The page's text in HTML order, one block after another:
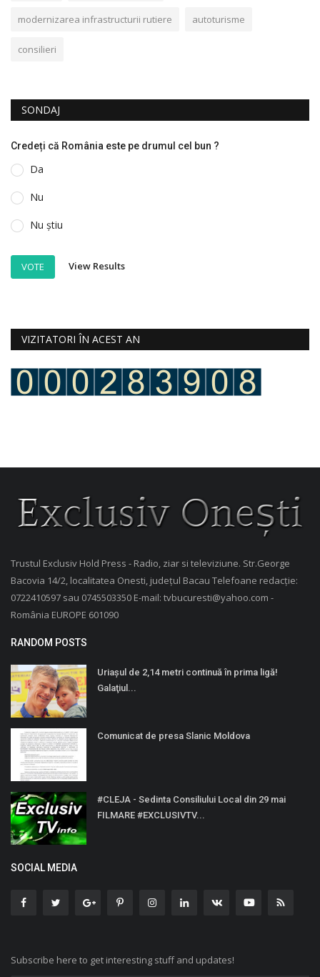
modernizarea infrastructurii rutiere autoturisme
consilieri
SONDAJ
Credeți că România este pe drumul cel bun ?
Da
Nu
Nu știu
VOTE View Results
VIZITATORI ÎN ACEST AN
Trustul Exclusiv Hold Press - Radio, ziar si televiziune. Str.George
Bacovia 14/2, localitatea Onesti, județul Bacau Telefoane redacție:
0722410597 sau 0745503350 E-mail: tvbucuresti@yahoo.com -
România EUROPE 601090
RANDOM POSTS
Uriașul de 2,14 metri continuă în prima ligă!
Galaţiul...
Comunicat de presa Slanic Moldova
#CLEJA - Sedinta Consiliului Local din 29 mai
FILMARE #EXCLUSIVTV...
SOCIAL MEDIA
Subscribe here to get interesting stuff and updates!